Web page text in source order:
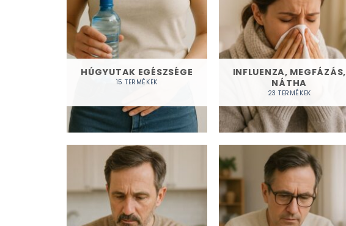
HÚGYUTAK EGÉSZSÉGE
15 TERMÉKEK
INFLUENZA, MEGFÁZÁS,
NÁTHA
23 TERMÉKEK